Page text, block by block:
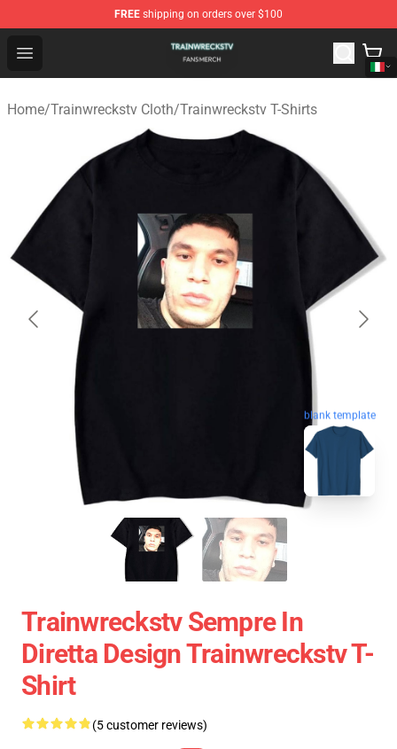
FREE shipping on orders over $100
Open menu
Trainwreckstv Shop - Official Trainwreckstv
Home/Trainwreckstv Cloth/Trainwreckstv T-Shirts
blank template
Trainwreckstv Sempre In
Diretta Design Trainwreckstv T-
Shirt
(5 customer reviews)